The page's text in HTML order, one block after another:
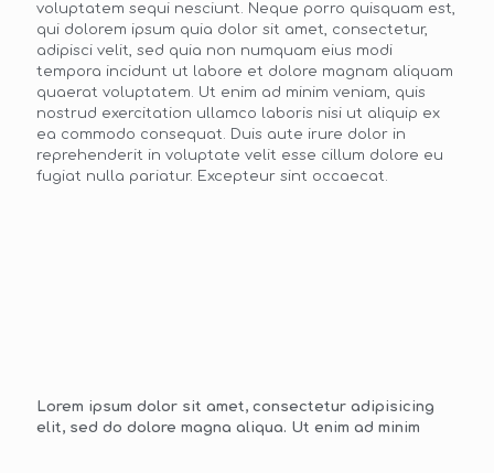
voluptatem sequi nesciunt. Neque porro quisquam est,
qui dolorem ipsum quia dolor sit amet, consectetur,
adipisci velit, sed quia non numquam eius modi
tempora incidunt ut labore et dolore magnam aliquam
quaerat voluptatem. Ut enim ad minim veniam, quis
nostrud exercitation ullamco laboris nisi ut aliquip ex
ea commodo consequat. Duis aute irure dolor in
reprehenderit in voluptate velit esse cillum dolore eu
fugiat nulla pariatur. Excepteur sint occaecat.
Lorem ipsum dolor sit amet, consectetur adipisicing
elit, sed do dolore magna aliqua. Ut enim ad minim